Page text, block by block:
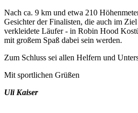
Nach ca. 9 km und etwa 210
Gesichter der Finalisten, die auch im
verkleidete Läufer - in Robin Hood
mit großem Spaß dabei sein werden.
Zum Schluss sei allen Helfern und
Mit sportlichen Grüßen
Uli Kaiser